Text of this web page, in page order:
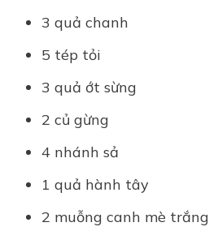
3 quả chanh
5 tép tỏi
3 quả ớt sừng
2 củ gừng
4 nhánh sả
1 quả hành tây
2 muỗng canh mè trắng